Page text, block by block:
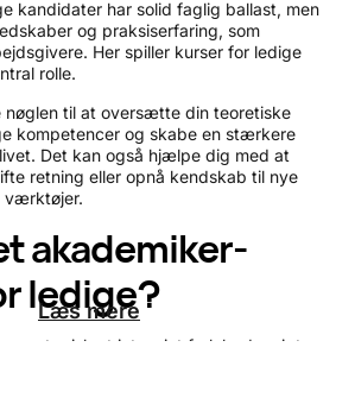
kandidater har solid faglig ballast, men
og praksiserfaring, som
Her spiller kurser for ledige
rolle.
nøglen til at oversætte din teoretiske
kompetencer og skabe en stærkere
Det kan også hjælpe dig med at
retning eller opnå kendskab til nye
værktøjer.
akademiker-
ledige?
er typisk et intensivt forløb, der sigter
Læs mere